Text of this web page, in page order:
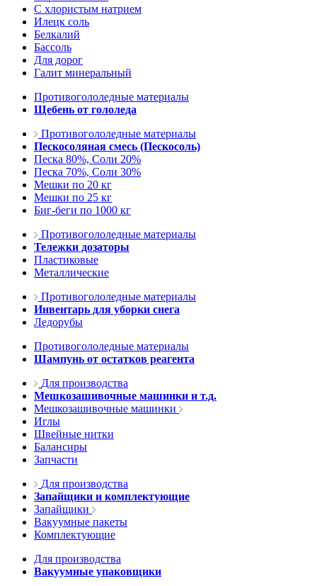
С хлористым натрием
Илецк соль
Белкалий
Бассоль
Для дорог
Галит минеральный
Противогололедные материалы
Щебень от гололеда
Противогололедные материалы
Пескосоляная смесь (Пескосоль)
Песка 80%, Соли 20%
Песка 70%, Соли 30%
Мешки по 20 кг
Мешки по 25 кг
Биг-беги по 1000 кг
Противогололедные материалы
Тележки дозаторы
Пластиковые
Металлические
Противогололедные материалы
Инвентарь для уборки снега
Ледорубы
Противогололедные материалы
Шампунь от остатков реагента
Для производства
Мешкозашивочные машинки и т.д.
Мешкозашивочные машинки
Иглы
Швейные нитки
Балансиры
Запчасти
Для производства
Запайщики и комплектующие
Запайщики
Вакуумные пакеты
Комплектующие
Для производства
Вакуумные упаковщики